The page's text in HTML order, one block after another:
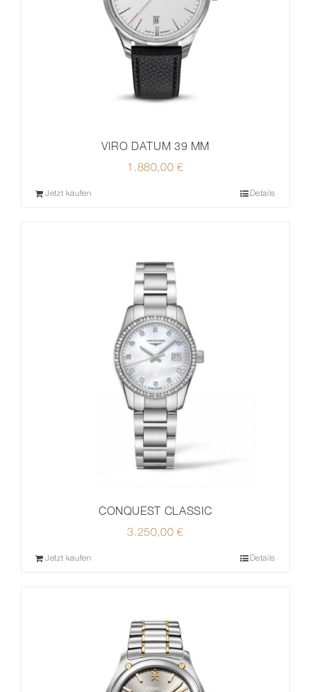
VIRO DATUM 39 MM
1.880,00€
Jetzt kaufen Details
CONQUEST CLASSIC
3.250,00€
Jetzt kaufen Details